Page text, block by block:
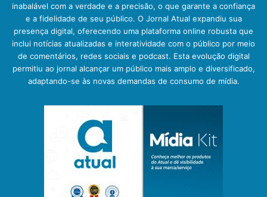
inabalável com a verdade e a precisão, o que garante a confiança
e a fidelidade de seu público. O Jornal Atual expandiu sua
presença digital, oferecendo uma plataforma online robusta que
inclui notícias atualizadas e interatividade com o público por meio
de comentários, redes sociais e podcast. Esta evolução digital
permitiu ao jornal alcançar um público mais amplo e diversificado,
adaptando-se às novas demandas de consumo de mídia.